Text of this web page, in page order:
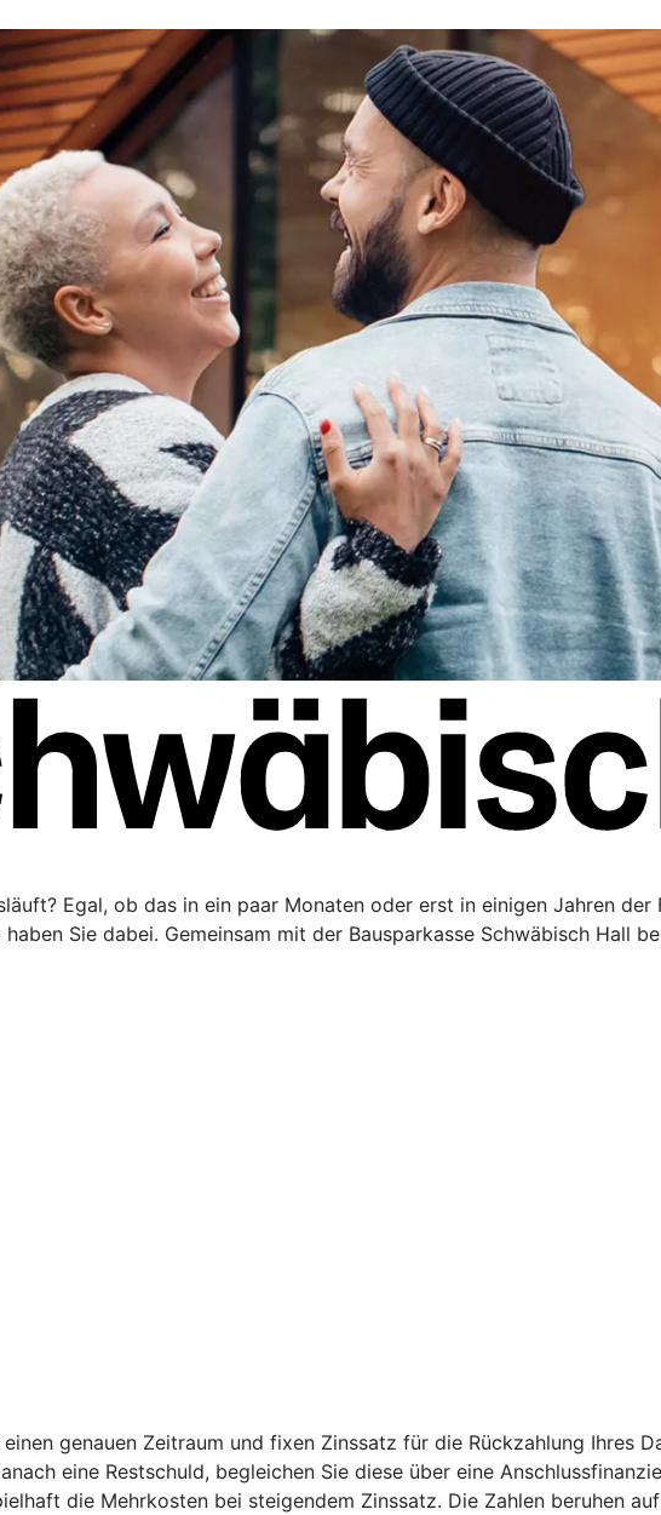
Egal, ob das in ein paar Monaten oder erst in einigen Jahren
Sie dabei. Gemeinsam mit der Bausparkasse Schwäbisch Hall
genauen Zeitraum und fixen Zinssatz für die Rückzahlung Ihres
eine Restschuld, begleichen Sie diese über eine
die Mehrkosten bei steigendem Zinssatz. Die Zahlen beruhen